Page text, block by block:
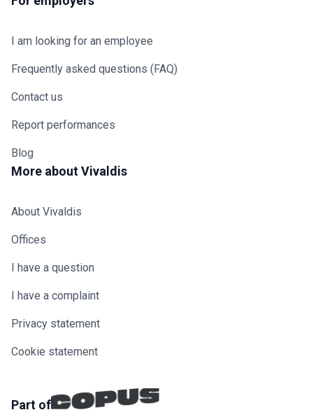
I am looking for an employee
Frequently asked questions (FAQ)
Contact us
Report performances
Blog
More about Vivaldis
About Vivaldis
Offices
I have a question
I have a complaint
Privacy statement
Cookie statement
Part of